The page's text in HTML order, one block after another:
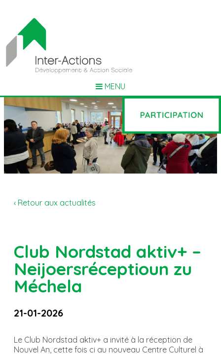
MENU
‹ Retour aux actualités
Club Nordstad aktiv+ –
Neijoersréceptioun zu
Méchela
21-01-2026
Le Club Nordstad aktiv+ a invité à la réception de
Nouvel An, cette fois ci au nouveau Centre Culturel à